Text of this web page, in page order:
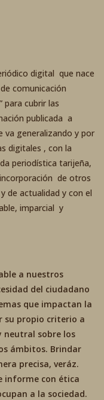
digital que nace
comunicación
para cubrir las
publicada a
va generalizando y por
digitales , con la
periodística tarijeña,
de otros
de actualidad y con el
imparcial y
a nuestros
del ciudadano
que impactan la
su propio criterio a
sobre los
ámbitos. Brindar
precisa, veráz.
informe con ética
a la sociedad.